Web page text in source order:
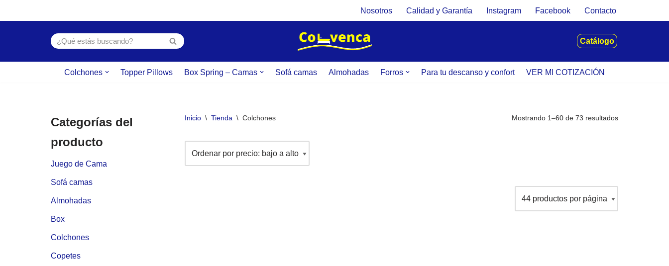
Nosotros Calidad y Garantía Instagram Facebook Contacto
Catálogo
Colchones Topper Pillows Box Spring – Camas Sofá camas Almohadas Forros Para tu descanso y confort VER MI COTIZACIÓN
Categorías del
producto
Juego de Cama
Sofá camas
Almohadas
Box
Colchones
Copetes
Inicio \ Tienda \ Colchones Mostrando 1–60 de 73 resultados